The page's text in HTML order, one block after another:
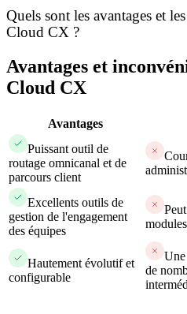
Quels sont les avantages et
Cloud CX ?
Avantages et
Cloud CX
Avantages
Puissant outil de
routage omnicanal et de
parcours client
Excellents outils de
gestion de l'engagement
des équipes
Hautement évolutif et
configurable
de